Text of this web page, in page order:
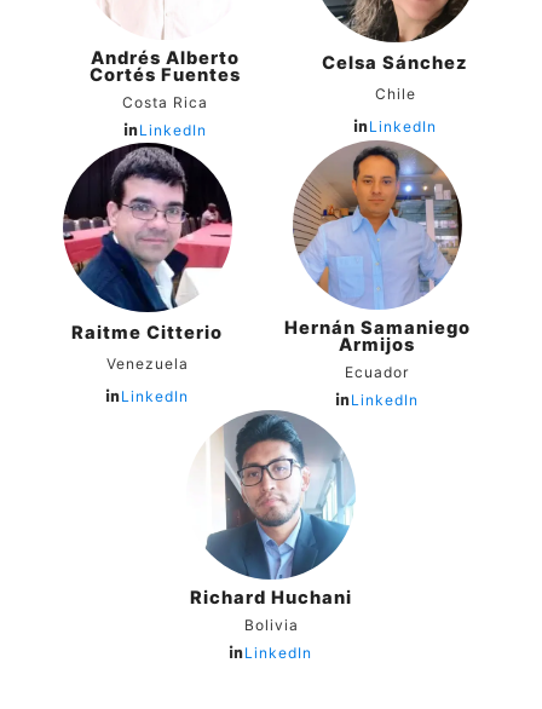
Andrés Alberto
Cortés Fuentes
Costa Rica
LinkedIn
Celsa Sánchez
Chile
LinkedIn
Raitme Citterio
Venezuela
LinkedIn
Hernán Samaniego
Armijos
Ecuador
LinkedIn
Richard Huchani
Bolivia
LinkedIn